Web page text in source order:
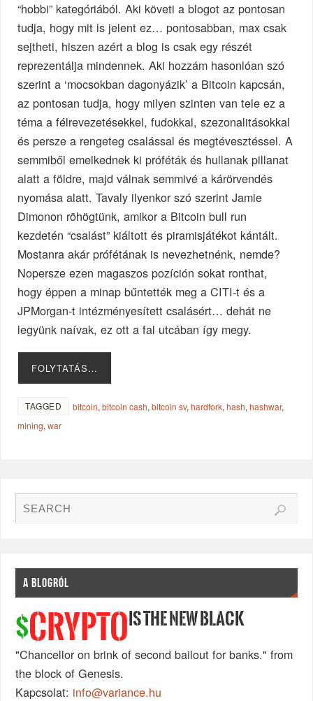
“hobbi” kategóriából. Aki követi a blogot az pontosan
tudja, hogy mit is jelent ez… pontosabban, max csak
sejtheti, hiszen azért a blog is csak egy részét
reprezentálja mindennek. Aki hozzám hasonlóan szó
szerint a ‘mocsokban dagonyázik’ a Bitcoin kapcsán,
az pontosan tudja, hogy milyen szinten van tele ez a
téma a félrevezetésekkel, fudokkal, szezonalitásokkal
és persze a rengeteg csalással és megtévesztéssel. A
semmiből emelkednek ki próféták és hullanak pillanat
alatt a földre, majd válnak semmivé a kárörvendés
nyomása alatt. Tavaly ilyenkor szó szerint Jamie
Dimonon röhögtünk, amikor a Bitcoin bull run
kezdetén “csalást” kiáltott és piramisjátékot kántált.
Mostanra akár prófétának is nevezhetnénk, nemde?
Nopersze ezen magaszos pozíción sokat ronthat,
hogy éppen a minap bűntették meg a CITI-t és a
JPMorgan-t intézményesített csalásért… dehát ne
legyünk naívak, ez ott a fal utcában így megy.
FOLYTATÁS…
TAGGED bitcoin,bitcoin cash,bitcoin sv,hardfork,hash,hashwar,
mining,war
A BLOGRÓL
$CRYPTO IS THE NEW BLACK
"Chancellor on brink of second bailout for banks." from
the block of Genesis.
Kapcsolat: info@variance.hu